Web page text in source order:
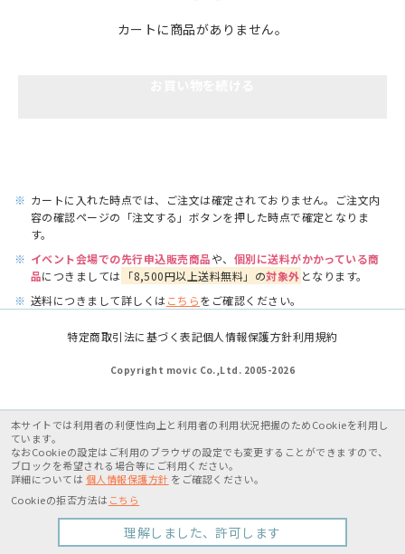
カートに商品がありません。
※ カートに入れた時点では、ご注文は確定されておりません。ご注文内
容の確認ページの「注文する」ボタンを押した時点で確定となりま
す。
※ イベント会場での先行申込販売商品や、 個別に送料がかかっている商
品につきましては 「8,500円以上送料無料」の対象外 となります。
※ 送料につきまして詳しくはこちらをご確認ください。
特定商取引法に基づく表記個人情報保護方針利用規約
Copyright movic Co.,Ltd. 2005-2026
本サイトでは利用者の利便性向上と利用者の利用状況把握のためCookieを利用し
ています。
なおCookieの設定はご利用のブラウザの設定でも変更することができますので、
ブロックを希望される場合等にご利用ください。
詳細については 個人情報保護方針 をご確認ください。
Cookieの拒否方法は こちら
理解しました、許可します